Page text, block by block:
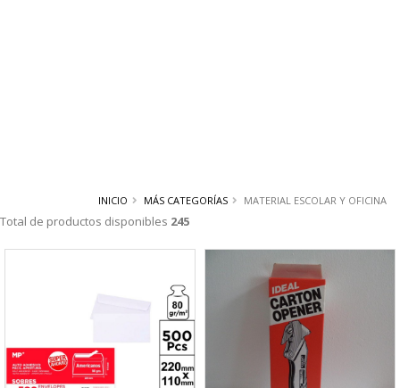
INICIO MÁS CATEGORÍAS MATERIAL ESCOLAR Y OFICINA
Total de productos disponibles 245